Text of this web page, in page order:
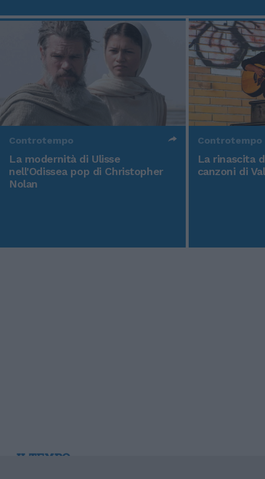
Controtempo
La modernità di Ulisse
nell'Odissea pop di Christopher
Nolan
Controtempo
La rinascita
canzoni di